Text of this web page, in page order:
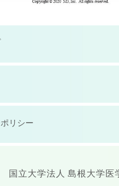
リシー
国立大学法人 島根大学医